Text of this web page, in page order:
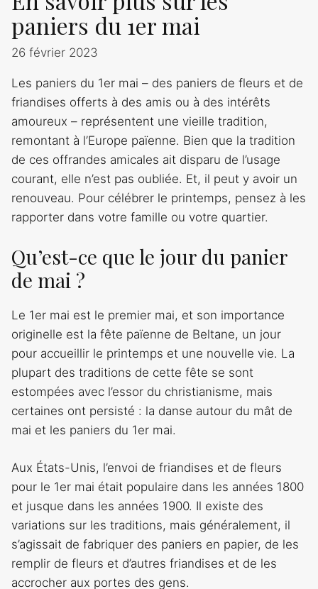
paniers du 1er mai
26 février 2023
Les paniers du 1er mai – des paniers de fleurs et de
friandises offerts à des amis ou à des intérêts
amoureux – représentent une vieille tradition,
remontant à l’Europe païenne. Bien que la tradition
de ces offrandes amicales ait disparu de l’usage
courant, elle n’est pas oubliée. Et, il peut y avoir un
renouveau. Pour célébrer le printemps, pensez à les
rapporter dans votre famille ou votre quartier.
Qu’est-ce que le jour du panier
de mai ?
Le 1er mai est le premier mai, et son importance
originelle est la fête païenne de Beltane, un jour
pour accueillir le printemps et une nouvelle vie. La
plupart des traditions de cette fête se sont
estompées avec l’essor du christianisme, mais
certaines ont persisté : la danse autour du mât de
mai et les paniers du 1er mai.
Aux États-Unis, l’envoi de friandises et de fleurs
pour le 1er mai était populaire dans les années 1800
et jusque dans les années 1900. Il existe des
variations sur les traditions, mais généralement, il
s’agissait de fabriquer des paniers en papier, de les
remplir de fleurs et d’autres friandises et de les
accrocher aux portes des gens.